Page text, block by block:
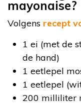
mayonaise?
Volgens recept
1 ei (met de
de hand)
1 eetlepel
1 eetlepel
200 milliliter